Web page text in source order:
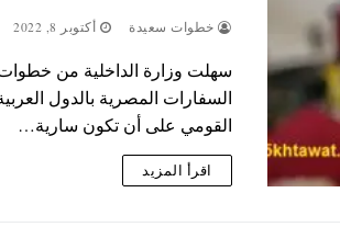
خطوات سعيدة أكتوبر 8, 2022
سهلت وزارة الداخلية من
السفارات المصرية بالدول
القومي على أن تكون سارية…
اقرأ المزيد